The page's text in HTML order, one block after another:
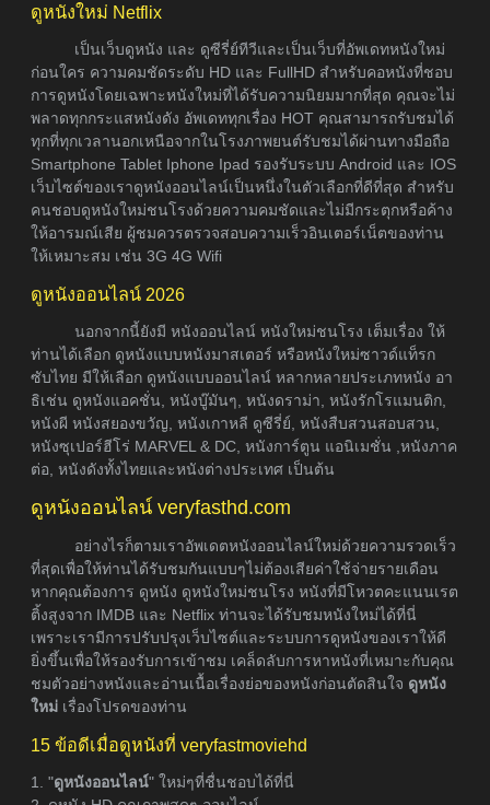
ดูหนังใหม่ Netflix
เป็นเว็บดูหนัง และ ดูซีรี่ย์ทีวีและเป็นเว็บที่อัพเดทหนังใหม่
ก่อนใคร ความคมชัดระดับ HD และ FullHD สำหรับคอหนังที่ชอบ
การดูหนังโดยเฉพาะหนังใหม่ที่ได้รับความนิยมมากที่สุด คุณจะไม่
พลาดทุกกระแสหนังดัง อัพเดททุกเรื่อง HOT คุณสามารถรับชมได้
ทุกที่ทุกเวลานอกเหนือจากในโรงภาพยนต์รับชมได้ผ่านทางมือถือ
Smartphone Tablet Iphone Ipad รองรับระบบ Android และ IOS
เว็บไซต์ของเราดูหนังออนไลน์เป็นหนึ่งในตัวเลือกที่ดีที่สุด สำหรับ
คนชอบดูหนังใหม่ชนโรงด้วยความคมชัดและไม่มีกระตุกหรือค้าง
ให้อารมณ์เสีย ผู้ชมควรตรวจสอบความเร็วอินเตอร์เน็ตของท่าน
ให้เหมาะสม เช่น 3G 4G Wifi
ดูหนังออนไลน์ 2026
นอกจากนี้ยังมี หนังออนไลน์ หนังใหม่ชนโรง เต็มเรื่อง ให้
ท่านได้เลือก ดูหนังแบบหนังมาสเตอร์ หรือหนังใหม่ซาวด์แท็รก
ซับไทย มีให้เลือก ดูหนังแบบออนไลน์ หลากหลายประเภทหนัง อา
ธิเช่น ดูหนังแอคชั่น, หนังบู๊มันๆ, หนังดราม่า, หนังรักโรแมนติก,
หนังผี หนังสยองขวัญ, หนังเกาหลี ดูซีรี่ย์, หนังสืบสวนสอบสวน,
หนังซุเปอร์ฮีโร่ MARVEL & DC, หนังการ์ตูน แอนิเมชั่น ,หนังภาค
ต่อ, หนังดังทั้งไทยและหนังต่างประเทศ เป็นต้น
ดูหนังออนไลน์ veryfasthd.com
อย่างไรก็ตามเราอัพเดตหนังออนไลน์ใหม่ด้วยความรวดเร็ว
ที่สุดเพื่อให้ท่านได้รับชมกันแบบๆไม่ต้องเสียค่าใช้จ่ายรายเดือน
หากคุณต้องการ ดูหนัง ดูหนังใหม่ชนโรง หนังที่มีโหวตคะแนนเรต
ติ้งสูงจาก IMDB และ Netflix ท่านจะได้รับชมหนังใหม่ได้ที่นี่
เพราะเรามีการปรับปรุงเว็บไซต์และระบบการดูหนังของเราให้ดี
ยิ่งขึ้นเพื่อให้รองรับการเข้าชม เคล็ดลับการหาหนังที่เหมาะกับคุณ
ชมตัวอย่างหนังและอ่านเนื้อเรื่องย่อของหนังก่อนตัดสินใจ ดูหนัง
ใหม่ เรื่องโปรดของท่าน
15 ข้อดีเมื่อดูหนังที่ veryfastmoviehd
1. "ดูหนังออนไลน์" ใหม่ๆที่ชื่นชอบได้ที่นี่